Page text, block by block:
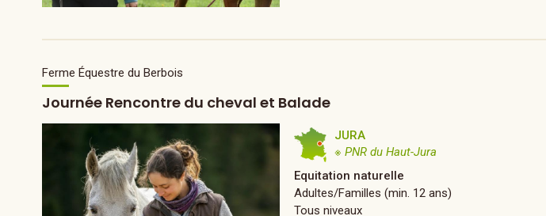
Ferme Équestre du Berbois
Journée Rencontre du cheval et Balade
JURA
※ PNR du Haut-Jura
Equitation naturelle
Adultes/Familles (min. 12 ans)
Tous niveaux